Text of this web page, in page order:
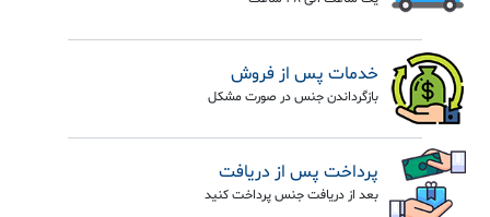
خدمات پس از فروش
بازگرداندن جنس در صورت مشکل
پرداخت پس از دریافت
بعد از دریافت جنس پرداخت کنید